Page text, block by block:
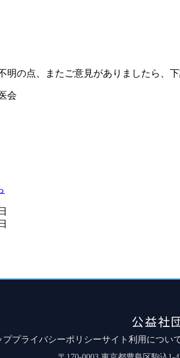
明の点、またご意見がありましたら、
会
公益社
ププライバシーポリシーサイト利用につい